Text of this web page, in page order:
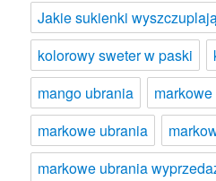
Jakie sukienki
kolorowy sweter w paski
mango ubrania
markowe ubrania
markowe ubrania